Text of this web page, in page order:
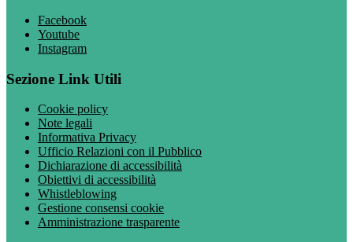
Facebook
Youtube
Instagram
Sezione Link Utili
Cookie policy
Note legali
Informativa Privacy
Ufficio Relazioni con il Pubblico
Dichiarazione di accessibilità
Obiettivi di accessibilità
Whistleblowing
Gestione consensi cookie
Amministrazione trasparente